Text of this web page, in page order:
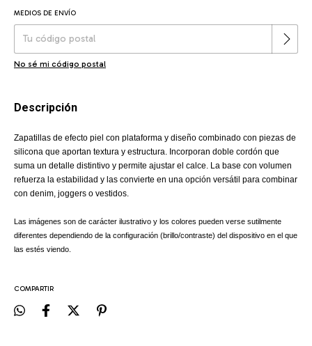
Entregas para el CP:
MEDIOS DE ENVÍO
No sé mi código postal
Descripción
Zapatillas de efecto piel con plataforma y diseño combinado con piezas de
silicona que aportan textura y estructura. Incorporan doble cordón que
suma un detalle distintivo y permite ajustar el calce. La base con volumen
refuerza la estabilidad y las convierte en una opción versátil para combinar
con denim, joggers o vestidos.
Las imágenes son de carácter ilustrativo y los colores pueden verse sutilmente
diferentes dependiendo de la configuración (brillo/contraste) del dispositivo en el que
las estés viendo.
COMPARTIR